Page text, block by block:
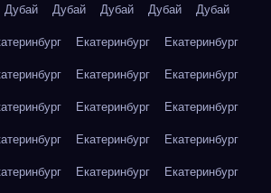
Дубай Дубай Дубай Дубай
Дубай
Екатеринбург
Екатеринбург
Екатеринбург
Екатеринбург
Екатеринбург
Екатеринбург
Екатеринбург
Екатеринбург
Екатеринбург
Екатеринбург